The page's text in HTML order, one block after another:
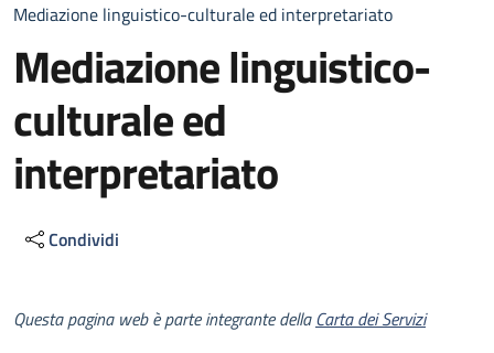
Mediazione linguistico-culturale ed interpretariato
Mediazione linguistico-
culturale ed
interpretariato
Condividi
Descrizione
Questa pagina web è parte integrante dellaCarta dei Servizi